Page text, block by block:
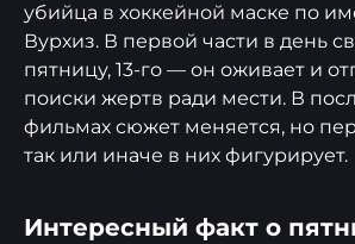
убийца в хоккейной маске по
Вурхиз. В первой части в день
пятницу, 13-го — он оживает и
поиски жертв ради мести. В
фильмах сюжет меняется, но
так или иначе в них фигурирует.
Интересный факт о